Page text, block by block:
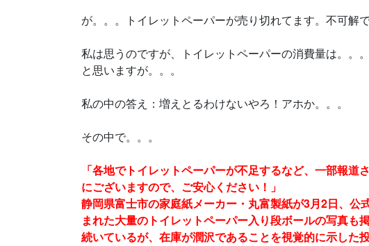
が。。。トイレットペーパーが売り切れてます。不可解で
私は思うのですが、トイレットペーパーの消費量は。
と思いますが。。。
私の中の答え：増えとるわけないやろ！アホか。。。
その中で。。。
「各地でトイレットペーパーが不足するなど、一部報
にございますので、ご安心ください！」
静岡県富士市の家庭紙メーカー・丸富製紙が3月2日、
まれた大量のトイレットペーパー入り段ボールの写真も
続いているが、在庫が潤沢であることを視覚的に示した